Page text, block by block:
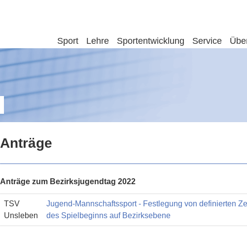
Sport Lehre Sportentwicklung Service
Anträge
Anträge zum Bezirksjugendtag 2022
TSV
Unsleben
Jugend-Mannschaftssport - Festlegung von definierten
des Spielbeginns auf Bezirksebene